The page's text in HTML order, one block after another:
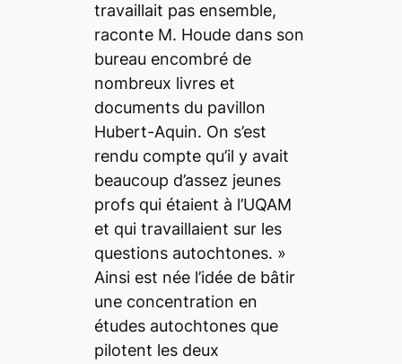
travaillait pas ensemble,
raconte M. Houde dans son
bureau encombré de
nombreux livres et
documents du pavillon
Hubert-Aquin. On s’est
rendu compte qu’il y avait
beaucoup d’assez jeunes
profs qui étaient à l’UQAM
et qui travaillaient sur les
questions autochtones. »
Ainsi est née l’idée de bâtir
une concentration en
études autochtones que
pilotent les deux